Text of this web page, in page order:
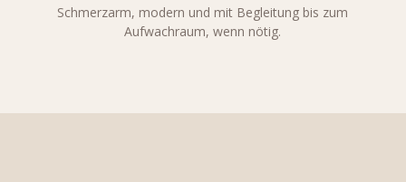
Schmerzarm, modern und mit Begleitung bis zum
Aufwachraum, wenn nötig.